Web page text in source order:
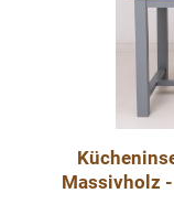
Massivholz